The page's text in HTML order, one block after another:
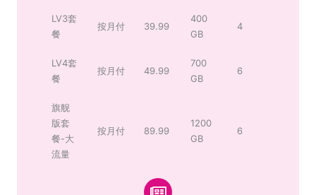
LV3套
餐
按月付 39.99
400
GB
4
LV4套
餐
按月付 49.99
700
GB
6
旗舰
版套
餐-大
流量
按月付 89.99
1200
GB
6